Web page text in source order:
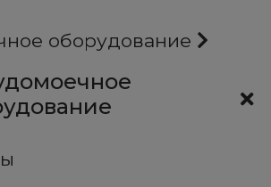
оборудование